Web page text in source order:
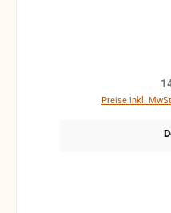
Preise inkl.